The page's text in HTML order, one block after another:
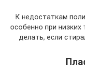
К недостаткам
особенно при
делать, если